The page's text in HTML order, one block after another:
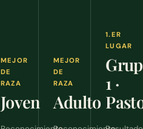
MEJOR
DE
RAZA
Joven
MEJOR
DE
RAZA
Adulto
1.ER
LUGAR
1 ·